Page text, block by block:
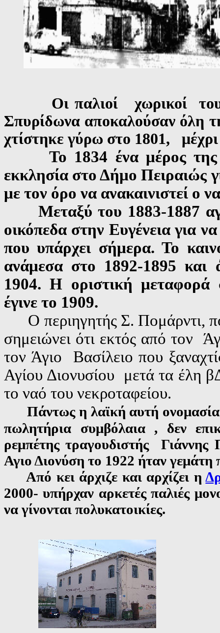
Οι παλιοί χωρικοί
Σπυρίδωνα αποκαλούσαν όλη
χτίστηκε γύρω στο 1801,
Το 1834 ένα μέρος της
εκκλησία στο Δήμο Πειραιώς
με τον όρο να ανακαινιστεί ο
Μεταξύ του 1883-1887
οικόπεδα στην Ευγένεια για
που υπάρχει σήμερα. Το
ανάμεσα στο 1892-1895 και
1904. Η οριστική μεταφορά
έγινε το 1909.
O περιηγητής Σ. Πομάρντι,
σημειώνει ότι εκτός από τον
τον Άγιο Βασίλειο που
Αγίου Διονυσίου μετά τα έλη
το ναό του νεκροταφείου.
Πάντως η λαϊκή αυτή
πωλητήρια συμβόλαια , δεν
ρεμπέτης τραγουδιστής Γιάννης
Αγιο Διονύση το 1922 ήταν γεμάτη
Από κει άρχιζε και αρχίζει η
2000- υπήρχαν αρκετές παλιές
να γίνονται πολυκατοικίες.